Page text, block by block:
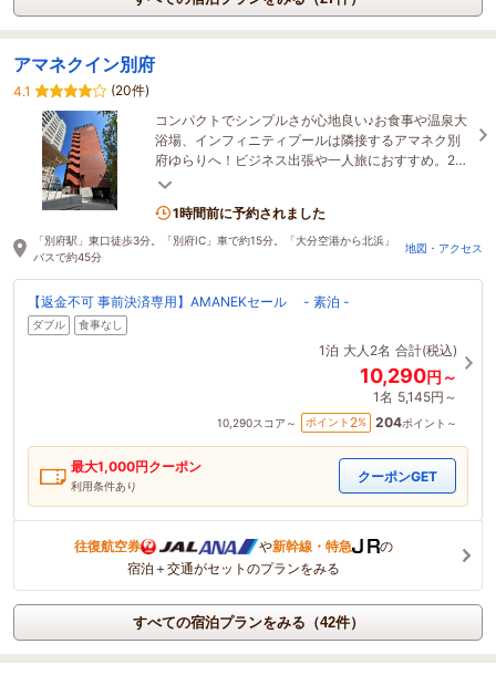
アマネクイン別府
4.1
(20件)
コンパクトでシンプルさが心地良い♪お食事や温泉大
浴場、インフィニティプールは隣接するアマネク別
府ゆらりへ！ビジネス出張や一人旅におすすめ。2階
にはエステマッサージも！
1時間前に予約されました
「別府駅」東口徒歩3分。「別府IC」車で約15分。「大分空港から北浜」
バスで約45分
地図・アクセス
【返金不可 事前決済専用】AMANEKセール - 素泊 -
ダブル 食事なし
1泊 大人2名 合計(税込)
10,290円～
1名 5,145円～
10,290スコア～ ポイント 2% 204ポイント～
最大1,000円クーポン
利用条件あり
クーポンGET
往復航空券 や新幹線・特急
の
宿泊＋交通がセットのプランをみる
すべての宿泊プランをみる（42件）